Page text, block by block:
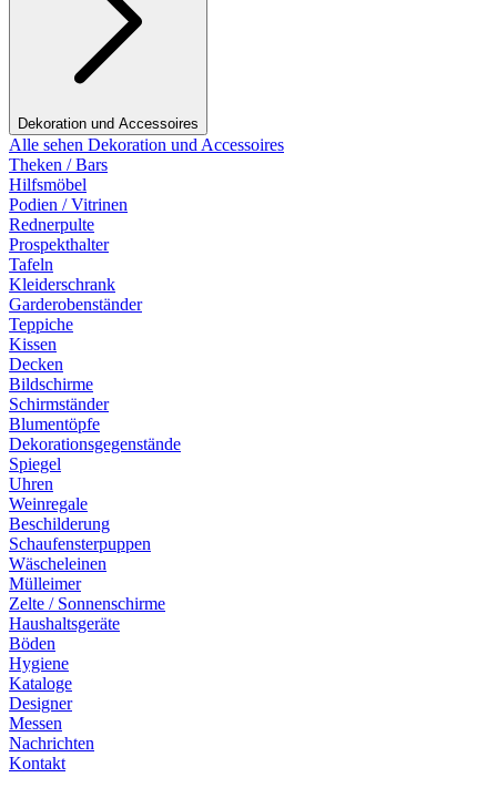
Dekoration und Accessoires
Alle sehen Dekoration und Accessoires
Theken / Bars
Hilfsmöbel
Podien / Vitrinen
Rednerpulte
Prospekthalter
Tafeln
Kleiderschrank
Garderobenständer
Teppiche
Kissen
Decken
Bildschirme
Schirmständer
Blumentöpfe
Dekorationsgegenstände
Spiegel
Uhren
Weinregale
Beschilderung
Schaufensterpuppen
Wäscheleinen
Mülleimer
Zelte / Sonnenschirme
Haushaltsgeräte
Böden
Hygiene
Kataloge
Designer
Messen
Nachrichten
Kontakt